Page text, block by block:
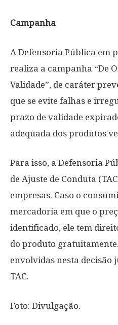
Campanha
A Defensoria Pública em
realiza a campanha “De
Validade”, de caráter
que se evite falhas e
prazo de validade
adequada dos produtos
Para isso, a Defensoria
de Ajuste de Conduta
empresas. Caso o
mercadoria em que o
identificado, ele tem
do produto
envolvidas nesta decisão
TAC.
Foto: Divulgação.